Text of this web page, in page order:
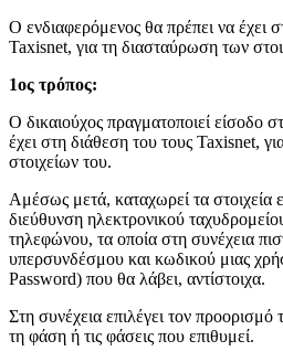
Ο ενδιαφερόμενος θα πρέπει να έχει
Taxisnet, για τη διασταύρωση των
1ος τρόπος:
Ο δικαιούχος πραγματοποιεί είσοδο
έχει στη διάθεση του τους Taxisnet,
στοιχείων του.
Αμέσως μετά, καταχωρεί τα στοιχεία
διεύθυνση ηλεκτρονικού
τηλεφώνου, τα οποία στη συνέχεια
υπερσυνδέσμου και κωδικού μιας
Password) που θα λάβει, αντίστοιχα.
Στη συνέχεια επιλέγει τον προορισμό
τη φάση ή τις φάσεις που επιθυμεί.